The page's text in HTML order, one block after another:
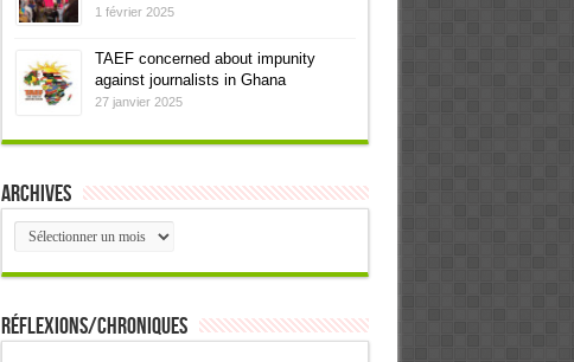
1 février 2025
TAEF concerned about impunity
against journalists in Ghana
27 janvier 2025
Archives
Archives
Réflexions/Chroniques